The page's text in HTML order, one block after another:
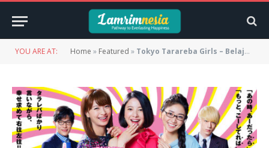
YOU ARE AT: Home » Featured » Tokyo Tarareba Girls – Belajar Menghayati Karma dari Gadis Seandainya